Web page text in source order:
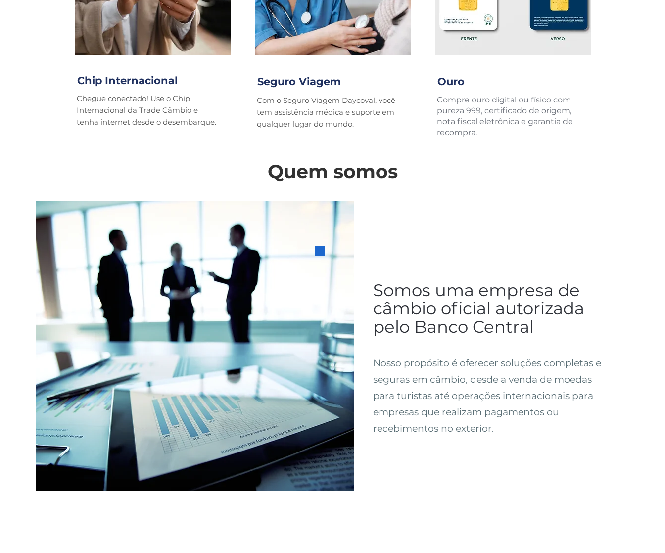
Chip Internacional
Chegue conectado! Use o Chip
Internacional da Trade Câmbio e
tenha internet desde o desembarque.
Seguro Viagem
Com o Seguro Viagem Daycoval, você
tem assistência médica e suporte em
qualquer lugar do mundo.
Ouro
Compre ouro digital ou físico com
pureza 999, certificado de origem,
nota fiscal eletrônica e garantia de
recompra.
Quem somos
Somos uma empresa de
câmbio oficial autorizada
pelo Banco Central
Nosso propósito é oferecer soluções completas e
seguras em câmbio, desde a venda de moedas
para turistas até operações internacionais para
empresas que realizam pagamentos ou
recebimentos no exterior.